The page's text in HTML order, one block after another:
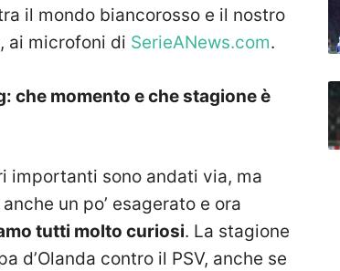
il mondo biancorosso e il nostro
, ai microfoni di SerieANews.com.
che momento e che stagione è
importanti sono andati via, ma
un po’ esagerato e ora
tutti molto curiosi. La stagione
d’Olanda contro il PSV, anche se